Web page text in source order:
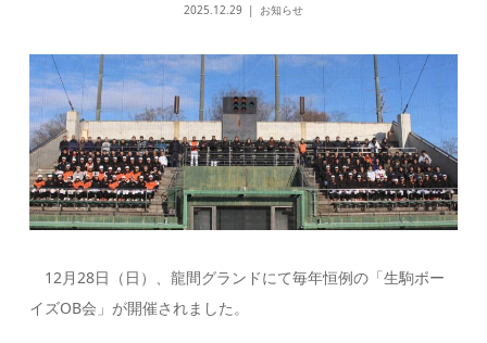
2025.12.29 お知らせ
12月28日（日）、龍間グランドにて毎年恒例の「生駒ボー
イズOB会」が開催されました。